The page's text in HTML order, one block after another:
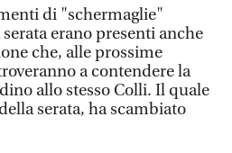
di "schermaglie"
erano presenti anche
che, alle prossime
a contendere la
allo stesso Colli. Il quale
serata, ha scambiato